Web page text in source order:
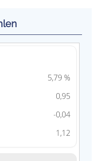
5,79 %
0,95
-0,04
1,12